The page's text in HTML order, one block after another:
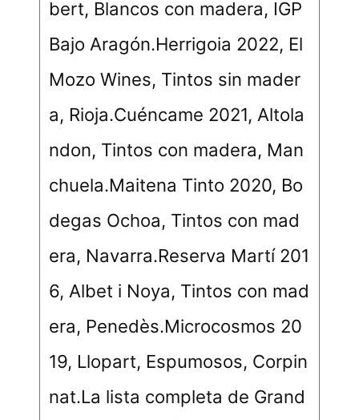
bert, Blancos con madera, IGP
Bajo Aragón.Herrigoia 2022, El
Mozo Wines, Tintos sin mader
a, Rioja.Cuéncame 2021, Altola
ndon, Tintos con madera, Man
chuela.Maitena Tinto 2020, Bo
degas Ochoa, Tintos con mad
era, Navarra.Reserva Martí 201
6, Albet i Noya, Tintos con mad
era, Penedès.Microcosmos 20
19, Llopart, Espumosos, Corpin
nat.La lista completa de Grand